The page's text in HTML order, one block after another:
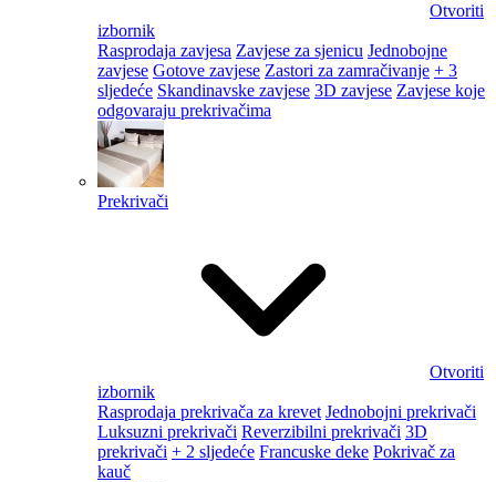
Otvoriti
izbornik
Rasprodaja zavjesa Zavjese za sjenicu Jednobojne
zavjese Gotove zavjese Zastori za zamračivanje + 3
sljedeće Skandinavske zavjese 3D zavjese Zavjese koje
odgovaraju prekrivačima
Prekrivači
Otvoriti
izbornik
Rasprodaja prekrivača za krevet Jednobojni prekrivači
Luksuzni prekrivači Reverzibilni prekrivači 3D
prekrivači + 2 sljedeće Francuske deke Pokrivač za
kauč